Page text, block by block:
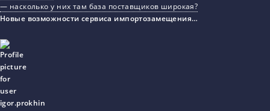
— насколько у них там база поставщиков широкая?
Новые возможности сервиса импортозамещения…